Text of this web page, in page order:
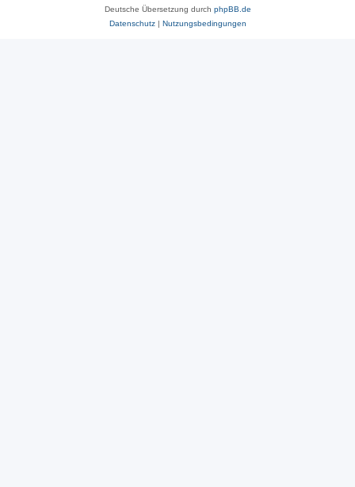
Deutsche Übersetzung durch phpBB.de
Datenschutz| Nutzungsbedingungen